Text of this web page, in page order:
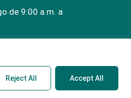
Reject All Accept All
de 9:00 a.m. a